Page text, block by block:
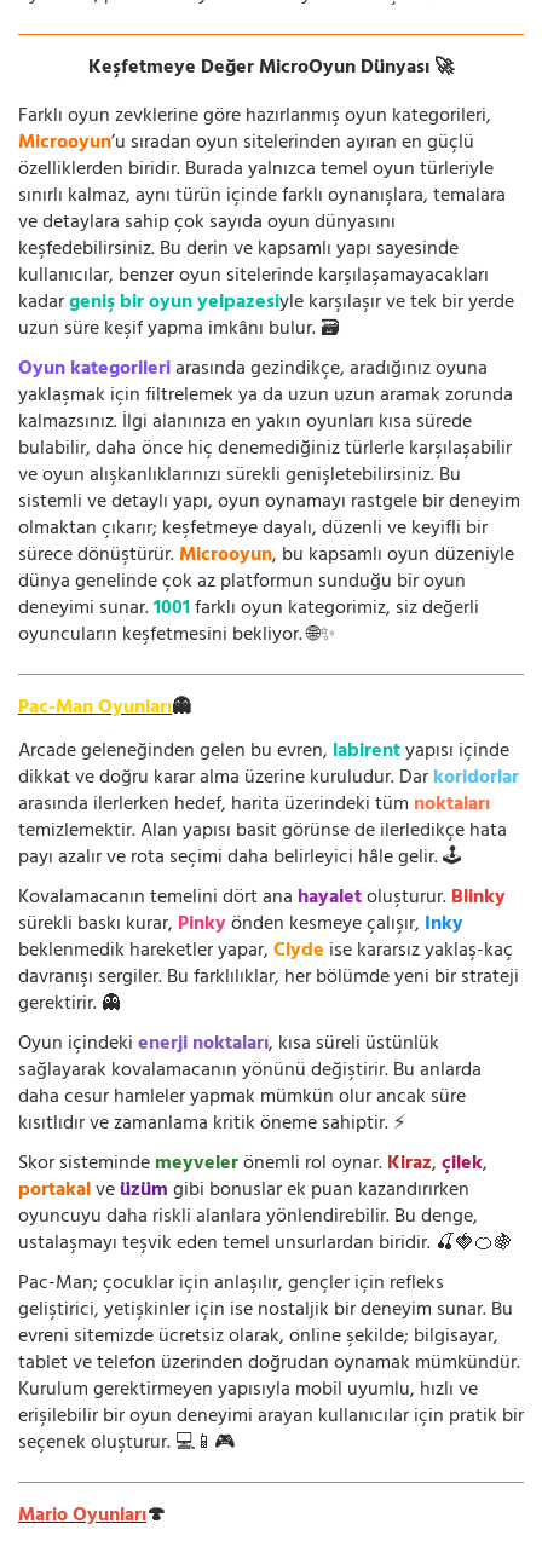
Keşfetmeye Değer MicroOyun Dünyası 🚀
Farklı oyun zevklerine göre hazırlanmış oyun kategorileri,
Microoyun’u sıradan oyun sitelerinden ayıran en güçlü
özelliklerden biridir. Burada yalnızca temel oyun türleriyle
sınırlı kalmaz, aynı türün içinde farklı oynanışlara, temalara
ve detaylara sahip çok sayıda oyun dünyasını
keşfedebilirsiniz. Bu derin ve kapsamlı yapı sayesinde
kullanıcılar, benzer oyun sitelerinde karşılaşamayacakları
kadargeniş bir oyun yelpazesiyle karşılaşır ve tek bir yerde
uzun süre keşif yapma imkânı bulur. 🗃️
Oyun kategorileriarasında gezindikçe, aradığınız oyuna
yaklaşmak için filtrelemek ya da uzun uzun aramak zorunda
kalmazsınız. İlgi alanınıza en yakın oyunları kısa sürede
bulabilir, daha önce hiç denemediğiniz türlerle karşılaşabilir
ve oyun alışkanlıklarınızı sürekli genişletebilirsiniz. Bu
sistemli ve detaylı yapı, oyun oynamayı rastgele bir deneyim
olmaktan çıkarır; keşfetmeye dayalı, düzenli ve keyifli bir
sürece dönüştürür.Microoyun, bu kapsamlı oyun düzeniyle
dünya genelinde çok az platformun sunduğu bir oyun
deneyimi sunar.1001farklı oyun kategorimiz, siz değerli
oyuncuların keşfetmesini bekliyor. 🌐✨
Pac-Man Oyunları👻
Arcade geleneğinden gelen bu evren, labirentyapısı içinde
dikkat ve doğru karar alma üzerine kuruludur. Darkoridorlar
arasında ilerlerken hedef, harita üzerindeki tüm noktaları
temizlemektir. Alan yapısı basit görünse de ilerledikçe hata
payı azalır ve rota seçimi daha belirleyici hâle gelir. 🕹️
Kovalamacanın temelini dört ana hayaletoluşturur.Blinky
sürekli baskı kurar, Pinkyönden kesmeye çalışır, Inky
beklenmedik hareketler yapar,Clyde ise kararsız yaklaş-kaç
davranışı sergiler. Bu farklılıklar, her bölümde yeni bir strateji
gerektirir. 👻
Oyun içindekienerji noktaları, kısa süreli üstünlük
sağlayarak kovalamacanın yönünü değiştirir. Bu anlarda
daha cesur hamleler yapmak mümkün olur ancak süre
kısıtlıdır ve zamanlama kritik öneme sahiptir. ⚡
Skor sistemindemeyvelerönemli rol oynar.Kiraz,çilek,
portakalveüzümgibi bonuslar ek puan kazandırırken
oyuncuyu daha riskli alanlara yönlendirebilir. Bu denge,
ustalaşmayı teşvik eden temel unsurlardan biridir. 🍒🍓🍊🍇
Pac-Man; çocuklar için anlaşılır, gençler için refleks
geliştirici, yetişkinler için ise nostaljik bir deneyim sunar. Bu
evreni sitemizde ücretsiz olarak, online şekilde; bilgisayar,
tablet ve telefon üzerinden doğrudan oynamak mümkündür.
Kurulum gerektirmeyen yapısıyla mobil uyumlu, hızlı ve
erişilebilir bir oyun deneyimi arayan kullanıcılar için pratik bir
seçenek oluşturur. 💻📱🎮
Mario Oyunları🍄